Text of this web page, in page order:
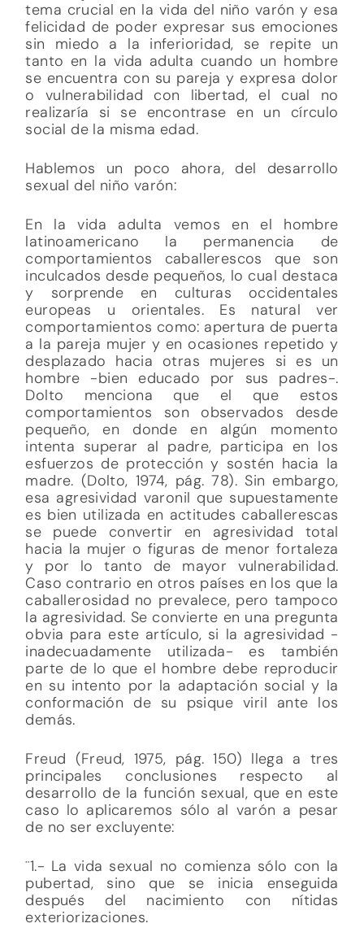
tema crucial en la vida del niño varón y esa
felicidad de poder expresar sus emociones
sin miedo a la inferioridad, se repite un
tanto en la vida adulta cuando un hombre
se encuentra con su pareja y expresa dolor
o vulnerabilidad con libertad, el cual no
realizaría si se encontrase en un círculo
social de la misma edad.
Hablemos un poco ahora, del desarrollo
sexual del niño varón:
En la vida adulta vemos en el hombre
latinoamericano la permanencia de
comportamientos caballerescos que son
inculcados desde pequeños, lo cual destaca
y sorprende en culturas occidentales
europeas u orientales. Es natural ver
comportamientos como: apertura de puerta
a la pareja mujer y en ocasiones repetido y
desplazado hacia otras mujeres si es un
hombre -bien educado por sus padres-.
Dolto menciona que el que estos
comportamientos son observados desde
pequeño, en donde en algún momento
intenta superar al padre, participa en los
esfuerzos de protección y sostén hacia la
madre. (Dolto, 1974, pág. 78). Sin embargo,
esa agresividad varonil que supuestamente
es bien utilizada en actitudes caballerescas
se puede convertir en agresividad total
hacia la mujer o figuras de menor fortaleza
y por lo tanto de mayor vulnerabilidad.
Caso contrario en otros países en los que la
caballerosidad no prevalece, pero tampoco
la agresividad. Se convierte en una pregunta
obvia para este artículo, si la agresividad -
inadecuadamente utilizada- es también
parte de lo que el hombre debe reproducir
en su intento por la adaptación social y la
conformación de su psique viril ante los
demás.
Freud (Freud, 1975, pág. 150) llega a tres
principales conclusiones respecto al
desarrollo de la función sexual, que en este
caso lo aplicaremos sólo al varón a pesar
de no ser excluyente:
¨1.- La vida sexual no comienza sólo con la
pubertad, sino que se inicia enseguida
después del nacimiento con nítidas
exteriorizaciones.